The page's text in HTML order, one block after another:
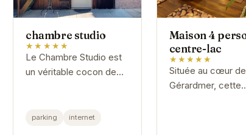
chambre studio
★★★★★
Le Chambre Studio est
un véritable cocon de
emplacement privilégié
parking internet
Maison 4
centre-lac
★★★★★
Située au cœur de
Gérardmer, cette